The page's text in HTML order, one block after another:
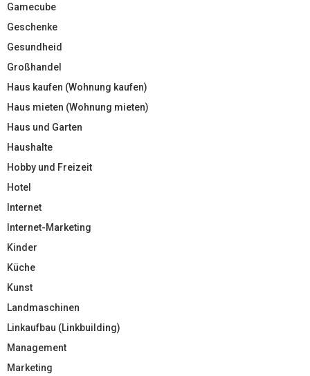
Gamecube
Geschenke
Gesundheid
Großhandel
Haus kaufen (Wohnung kaufen)
Haus mieten (Wohnung mieten)
Haus und Garten
Haushalte
Hobby und Freizeit
Hotel
Internet
Internet-Marketing
Kinder
Küche
Kunst
Landmaschinen
Linkaufbau (Linkbuilding)
Management
Marketing